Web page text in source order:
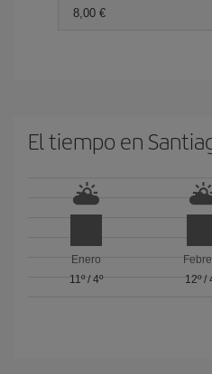
8,00 €
El tiempo en
Enero
11º/ 4º
12º/